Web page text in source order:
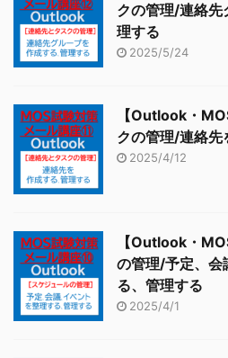
クの管理/連絡先
理する
2025/5/24
【Outlook・
クの管理/連絡先
2025/4/12
【Outlook・
の管理/予定、会
る、管理する
2025/4/1